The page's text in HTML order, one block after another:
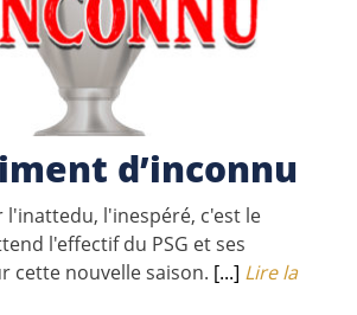
d’inconnu
l'inattedu, l'inespéré, c'est le
l'effectif du PSG et ses
cette nouvelle saison. [...] Lire la